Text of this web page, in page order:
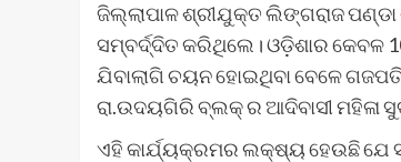
ଜିଲ୍ଲାପାଳ ଶ୍ରୀଯୁକ୍ତ ଲିଙ୍ଗରାଜ
ସମ୍ବର୍ଦ୍ଦିତ କରିଥିଲେ। ଓଡ଼ିଶାର କେବଳ
ଯିବାଲାଗି ଚୟନ ହୋଇଥିବା ବେଳେ
ରା.ଉଦୟଗିରି ବ୍ଲକ୍ ର ଆଦିବାସୀ ମହିଳା
ଏହି କାର୍ଯ୍ୟକ୍ରମର ଲକ୍ଷ୍ୟ ହେଉଛି ଯେ